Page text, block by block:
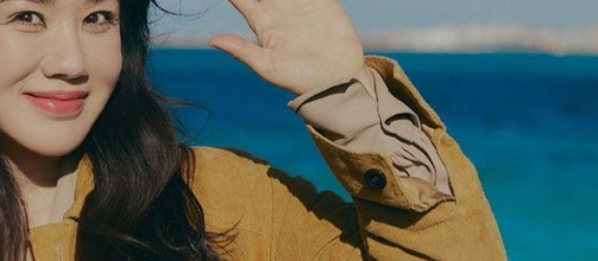
ĐĂNG NHẬP